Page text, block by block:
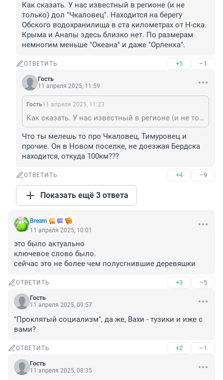
Как сказать. У нас известный в регионе (и не
только) дол "Чкаловец". Находится на берегу
Обского водохранилища в ста километрах от Н-ска.
Крыма и Анапы здесь близко нет. По размерам
немногим меньше "Океана" и даже "Орленка".
ОТВЕТИТЬ +5 –1
Гость
11 апреля 2025, 11:59
Гость11 апреля 2025, 11:23
Как сказать. У нас известный в регионе (и не только) дол "Чкаловец". Находится на берегу Обского водохранилища в ста километрах от Н-ска. Крыма и Анапы здесь близко нет. По размерам немногим меньше "Океана" и даже "Орленка".
Что ты мелешь то про Чкаловец, Тимуровец и
прочие. Он в Новом поселке, не доезжая Бердска
находится, откуда 100км???
ОТВЕТИТЬ +4 –9
Показать ещё 3 ответа
Bream
11 апреля 2025, 10:01
это было актуально
ключевое слово было.
сейчас это не более чем полусгнившие деревяшки
ОТВЕТИТЬ +3 –5
Гость
11 апреля 2025, 09:57
"Проклятый социализм", да же, Вахи - тузики и иже с
вами?
ОТВЕТИТЬ +2 –1
Гость
11 апреля 2025, 08:35